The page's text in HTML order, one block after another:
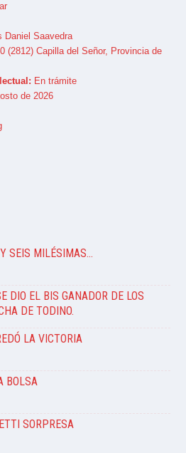
Daniel Saavedra
(2812) Capilla del Señor, Provincia de
En trámite
de 2026
SEIS MILÉSIMAS…
DIO EL BIS GANADOR DE LOS
DE TODINO.
LA VICTORIA
BOLSA
SORPRESA